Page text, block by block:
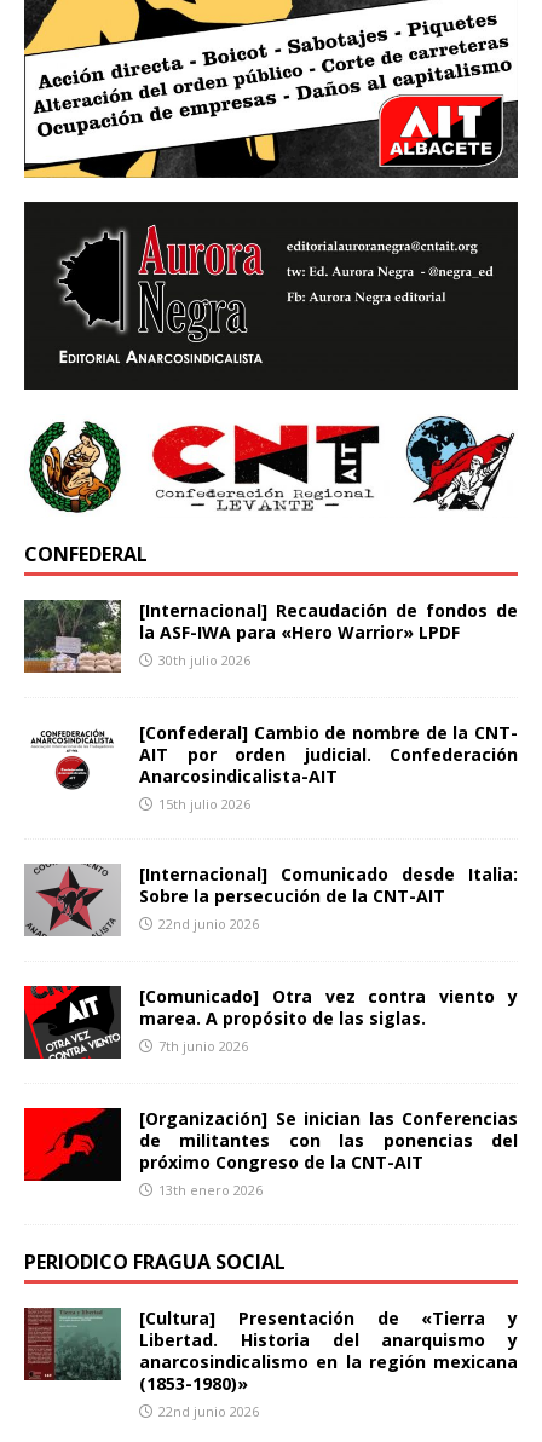
CONFEDERAL
[Internacional] Recaudación de fondos de
la ASF-IWA para «Hero Warrior» LPDF
30th julio 2026
[Confederal] Cambio de nombre de la CNT-
AIT por orden judicial. Confederación
Anarcosindicalista-AIT
15th julio 2026
[Internacional] Comunicado desde Italia:
Sobre la persecución de la CNT-AIT
22nd junio 2026
[Comunicado] Otra vez contra viento y
marea. A propósito de las siglas.
7th junio 2026
[Organización] Se inician las Conferencias
de militantes con las ponencias del
próximo Congreso de la CNT-AIT
13th enero 2026
PERIODICO FRAGUA SOCIAL
[Cultura] Presentación de «Tierra y
Libertad. Historia del anarquismo y
anarcosindicalismo en la región mexicana
(1853-1980)»
22nd junio 2026